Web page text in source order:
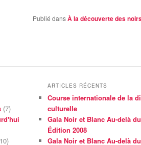
Publié dansÀ la découverte des
(7)
ARTICLES RÉCENTS
Course internationale de la
culturelle
Gala Noir et Blanc Au-delà
Édition 2008
Gala Noir et Blanc Au-delà